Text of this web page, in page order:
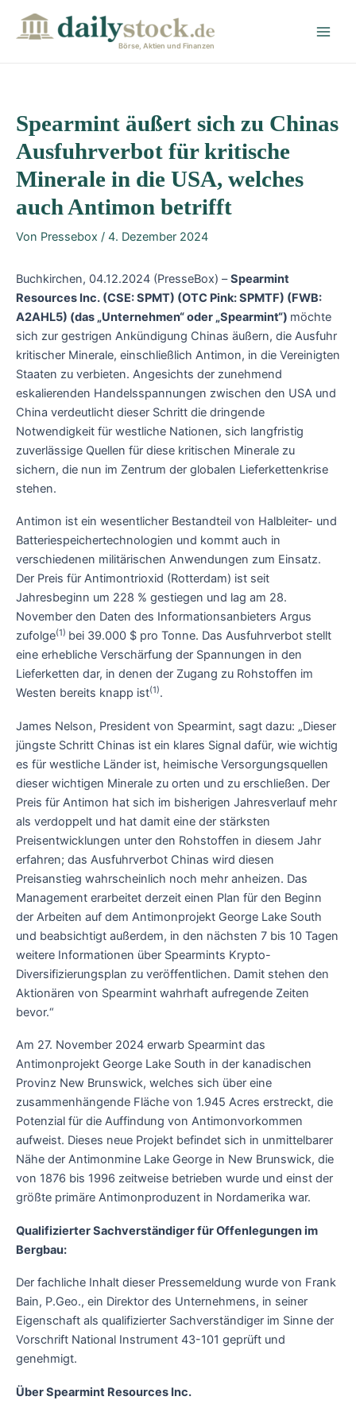
Börse, Aktien und Finanzen
Spearmint äußert sich zu Chinas
Ausfuhrverbot für kritische
Minerale in die USA, welches
auch Antimon betrifft
Von Pressebox / 4. Dezember 2024
Buchkirchen, 04.12.2024 (PresseBox) –Spearmint
Resources Inc. (CSE: SPMT) (OTC Pink: SPMTF) (FWB:
A2AHL5) (das „Unternehmen“ oder „Spearmint“) möchte
sich zur gestrigen Ankündigung Chinas äußern, die Ausfuhr
kritischer Minerale, einschließlich Antimon, in die Vereinigten
Staaten zu verbieten. Angesichts der zunehmend
eskalierenden Handelsspannungen zwischen den USA und
China verdeutlicht dieser Schritt die dringende
Notwendigkeit für westliche Nationen, sich langfristig
zuverlässige Quellen für diese kritischen Minerale zu
sichern, die nun im Zentrum der globalen Lieferkettenkrise
stehen.
Antimon ist ein wesentlicher Bestandteil von Halbleiter- und
Batteriespeichertechnologien und kommt auch in
verschiedenen militärischen Anwendungen zum Einsatz.
Der Preis für Antimontrioxid (Rotterdam) ist seit
Jahresbeginn um 228 % gestiegen und lag am 28.
November den Daten des Informationsanbieters Argus
zufolge(1) bei 39.000 $ pro Tonne. Das Ausfuhrverbot stellt
eine erhebliche Verschärfung der Spannungen in den
Lieferketten dar, in denen der Zugang zu Rohstoffen im
Westen bereits knapp ist(1).
James Nelson, President von Spearmint, sagt dazu: „Dieser
jüngste Schritt Chinas ist ein klares Signal dafür, wie wichtig
es für westliche Länder ist, heimische Versorgungsquellen
dieser wichtigen Minerale zu orten und zu erschließen. Der
Preis für Antimon hat sich im bisherigen Jahresverlauf mehr
als verdoppelt und hat damit eine der stärksten
Preisentwicklungen unter den Rohstoffen in diesem Jahr
erfahren; das Ausfuhrverbot Chinas wird diesen
Preisanstieg wahrscheinlich noch mehr anheizen. Das
Management erarbeitet derzeit einen Plan für den Beginn
der Arbeiten auf dem Antimonprojekt George Lake South
und beabsichtigt außerdem, in den nächsten 7 bis 10 Tagen
weitere Informationen über Spearmints Krypto-
Diversifizierungsplan zu veröffentlichen. Damit stehen den
Aktionären von Spearmint wahrhaft aufregende Zeiten
bevor.“
Am 27. November 2024 erwarb Spearmint das
Antimonprojekt George Lake South in der kanadischen
Provinz New Brunswick, welches sich über eine
zusammenhängende Fläche von 1.945 Acres erstreckt, die
Potenzial für die Auffindung von Antimonvorkommen
aufweist. Dieses neue Projekt befindet sich in unmittelbarer
Nähe der Antimonmine Lake George in New Brunswick, die
von 1876 bis 1996 zeitweise betrieben wurde und einst der
größte primäre Antimonproduzent in Nordamerika war.
Qualifizierter Sachverständiger für Offenlegungen im
Bergbau:
Der fachliche Inhalt dieser Pressemeldung wurde von Frank
Bain, P.Geo., ein Direktor des Unternehmens, in seiner
Eigenschaft als qualifizierter Sachverständiger im Sinne der
Vorschrift National Instrument 43-101 geprüft und
genehmigt.
Über Spearmint Resources Inc.